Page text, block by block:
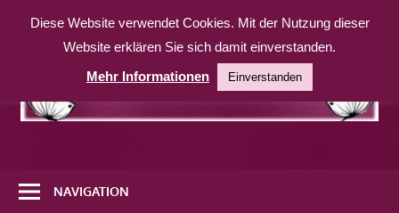
Inhalt
weitereNAVIGATION
Diese Website verwendet Cookies. Mit der Nutzung dieser
Website erklären Sie sich damit einverstanden.
Mehr Informationen
Einverstanden